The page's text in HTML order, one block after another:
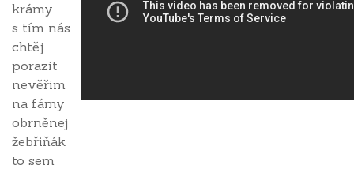
krámy
s tím nás
chtěj
porazit
nevěřim
na fámy
obrněnej
žebřiňák
to sem